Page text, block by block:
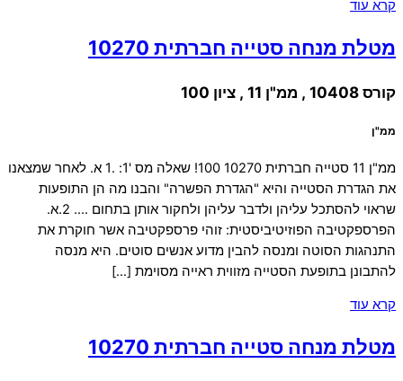
קרא עוד
מטלת מנחה סטייה חברתית 10270
קורס 10408 , ממ"ן 11 , ציון 100
ממ"ן
ממ"ן 11 סטייה חברתית 10270 100! שאלה מס '1: .1 א. לאחר שמצאנו
את הגדרת הסטייה והיא "הגדרת הפשרה" והבנו מה הן התופעות
שראוי להסתכל עליהן ולדבר עליהן ולחקור אותן בתחום …. 2.א.
הפרספקטיבה הפוזיטיביסטית: זוהי פרספקטיבה אשר חוקרת את
התנהגות הסוטה ומנסה להבין מדוע אנשים סוטים. היא מנסה
להתבונן בתופעת הסטייה מזווית ראייה מסוימת […]
קרא עוד
מטלת מנחה סטייה חברתית 10270